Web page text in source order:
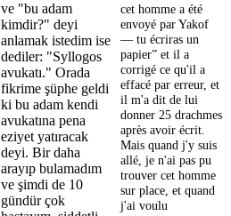
ve "bu adam
kimdir?" deyi
anlamak istedim ise
dediler: "Syllogos
avukatı." Orada
fikrime şüphe geldi
ki bu adam kendi
avukatına pena
eziyet yatıracak
deyi. Bir daha
arayıp bulamadım
ve şimdi de 10
gündür çok
cet homme a été
envoyé par Yakof
— tu écriras un
papier” et il a
corrigé ce qu'il a
effacé par erreur, et
il m'a dit de lui
donner 25 drachmes
après avoir écrit.
Mais quand j'y suis
allé, je n'ai pas pu
trouver cet homme
sur place, et quand
j'ai voulu